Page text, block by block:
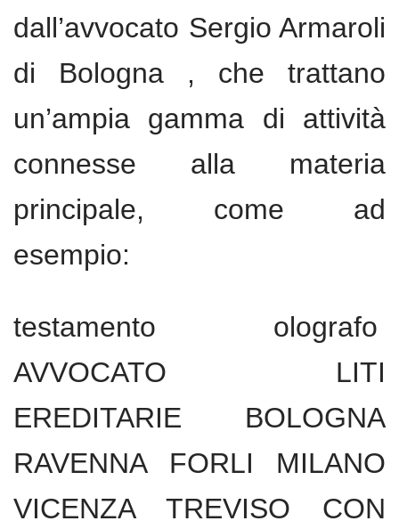
dall’avvocato Sergio Armaroli
di Bologna , che trattano
un’ampia gamma di attività
connesse alla materia
principale, come ad
esempio:
testamento olografo
AVVOCATO LITI
EREDITARIE BOLOGNA
RAVENNA FORLI MILANO
VICENZA TREVISO CON